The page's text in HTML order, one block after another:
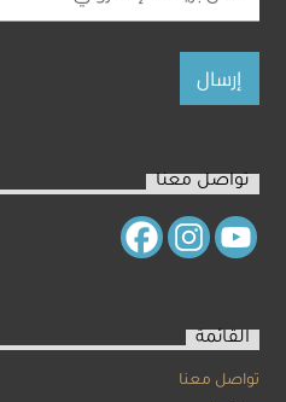
تواصل معنا
القائمة
تواصل معنا